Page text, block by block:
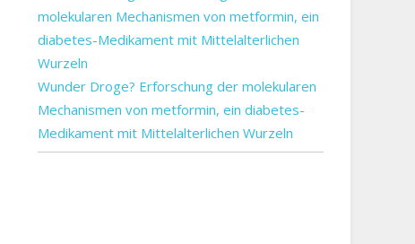
Wunder Droge? Erforschung der molekularen
Mechanismen von metformin, ein diabetes-
Medikament mit Mittelalterlichen Wurzeln